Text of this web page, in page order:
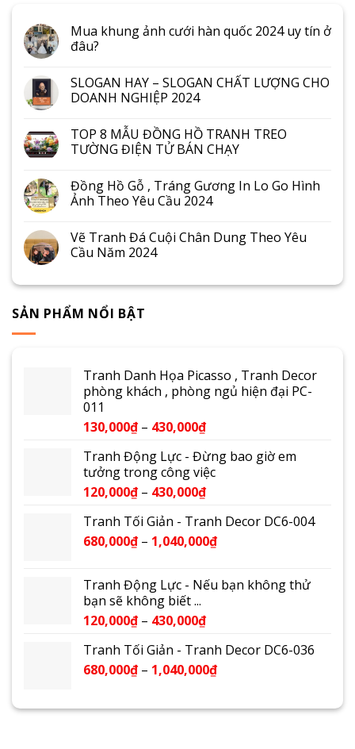
Mua khung ảnh cưới hàn quốc 2024 uy tín ở
đâu?
SLOGAN HAY – SLOGAN CHẤT LƯỢNG CHO
DOANH NGHIỆP 2024
TOP 8 MẪU ĐỒNG HỒ TRANH TREO
TƯỜNG ĐIỆN TỬ BÁN CHẠY
Đồng Hồ Gỗ , Tráng Gương In Lo Go Hình
Ảnh Theo Yêu Cầu 2024
Vẽ Tranh Đá Cuội Chân Dung Theo Yêu
Cầu Năm 2024
SẢN PHẨM NỔI BẬT
Tranh Danh Họa Picasso , Tranh Decor
phòng khách , phòng ngủ hiện đại PC-
011
130,000₫ – 430,000₫
Tranh Động Lực - Đừng bao giờ em
tưởng trong công việc
120,000₫ – 430,000₫
Tranh Tối Giản - Tranh Decor DC6-004
680,000₫ – 1,040,000₫
Tranh Động Lực - Nếu bạn không thử
bạn sẽ không biết ...
120,000₫ – 430,000₫
Tranh Tối Giản - Tranh Decor DC6-036
680,000₫ – 1,040,000₫